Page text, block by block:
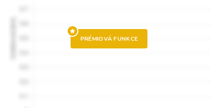
PRÉMIOVÁ FUNKCE